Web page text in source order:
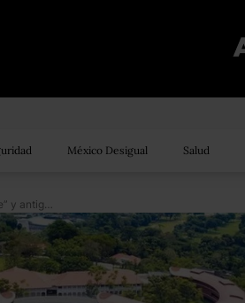
México Desigual Salud
Sentosa, la “Isla tras la Muerte” y antiguo refugio de piratas donde se reunirán Trump y Kim Jong-Un